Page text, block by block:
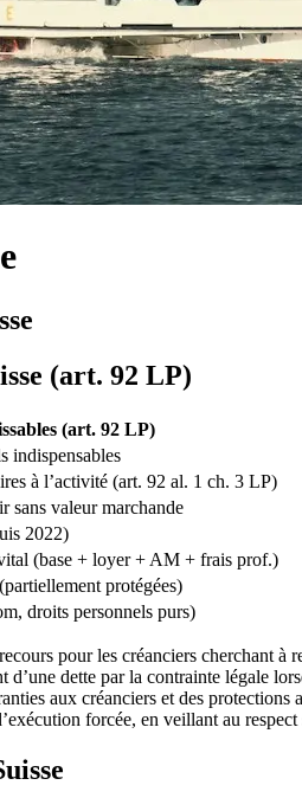
(art. 92 LP)
(art. 92 LP)
indispensables
à l’activité (art. 92 al. 1 ch. 3 LP)
sans valeur marchande
2022)
(base + loyer + AM + frais prof.)
protégées)
droits personnels purs)
pour les créanciers cherchant
dette par la contrainte légale
aux créanciers et des
forcée, en veillant au